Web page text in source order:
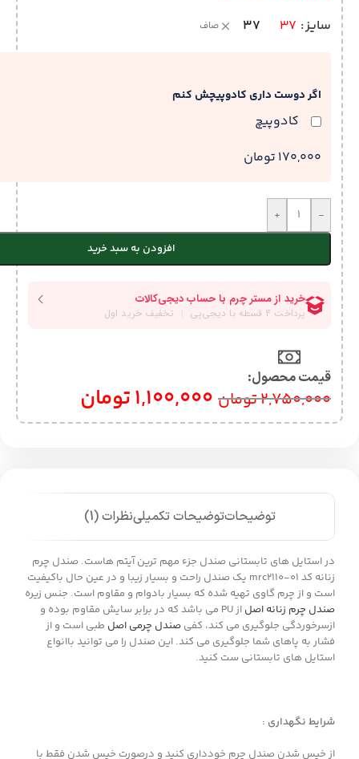
سایز 37
37 صاف
اگر دوست داری کادوپیچش کنم
کادوپیچ
170,000 تومان
-
+
افزودن به سبد خرید
قیمت محصول:​
2,750,000تومان 1,100,000تومان
توضیحاتتوضیحات تکمیلینظرات (1)
در استایل های تابستانی صندل جزء مهم ترین آیتم هاست. صندل چرم
زنانه کد mrc2110-01 یک صندل راحت و بسیار زیبا و در عین حال باکیفیت
است و از چرم گاوی تهیه شده که بسیار بادوام و مقاوم است. جنس زیره
صندل چرم زنانه اصل
از PU می باشد که در برابر سایش مقاوم بوده و
ازسرخوردگی جلوگیری می کند، کفی صندل چرمی اصل طبی است و از
فشار به پاهای شما جلوگیری می کند. این صندل را می توانید باانواع
استایل های تابستانی ست کنید.
شرایط نگهداری :
از خیس شدن صندل چرم خودداری کنید و درصورت خیس شدن فقط با